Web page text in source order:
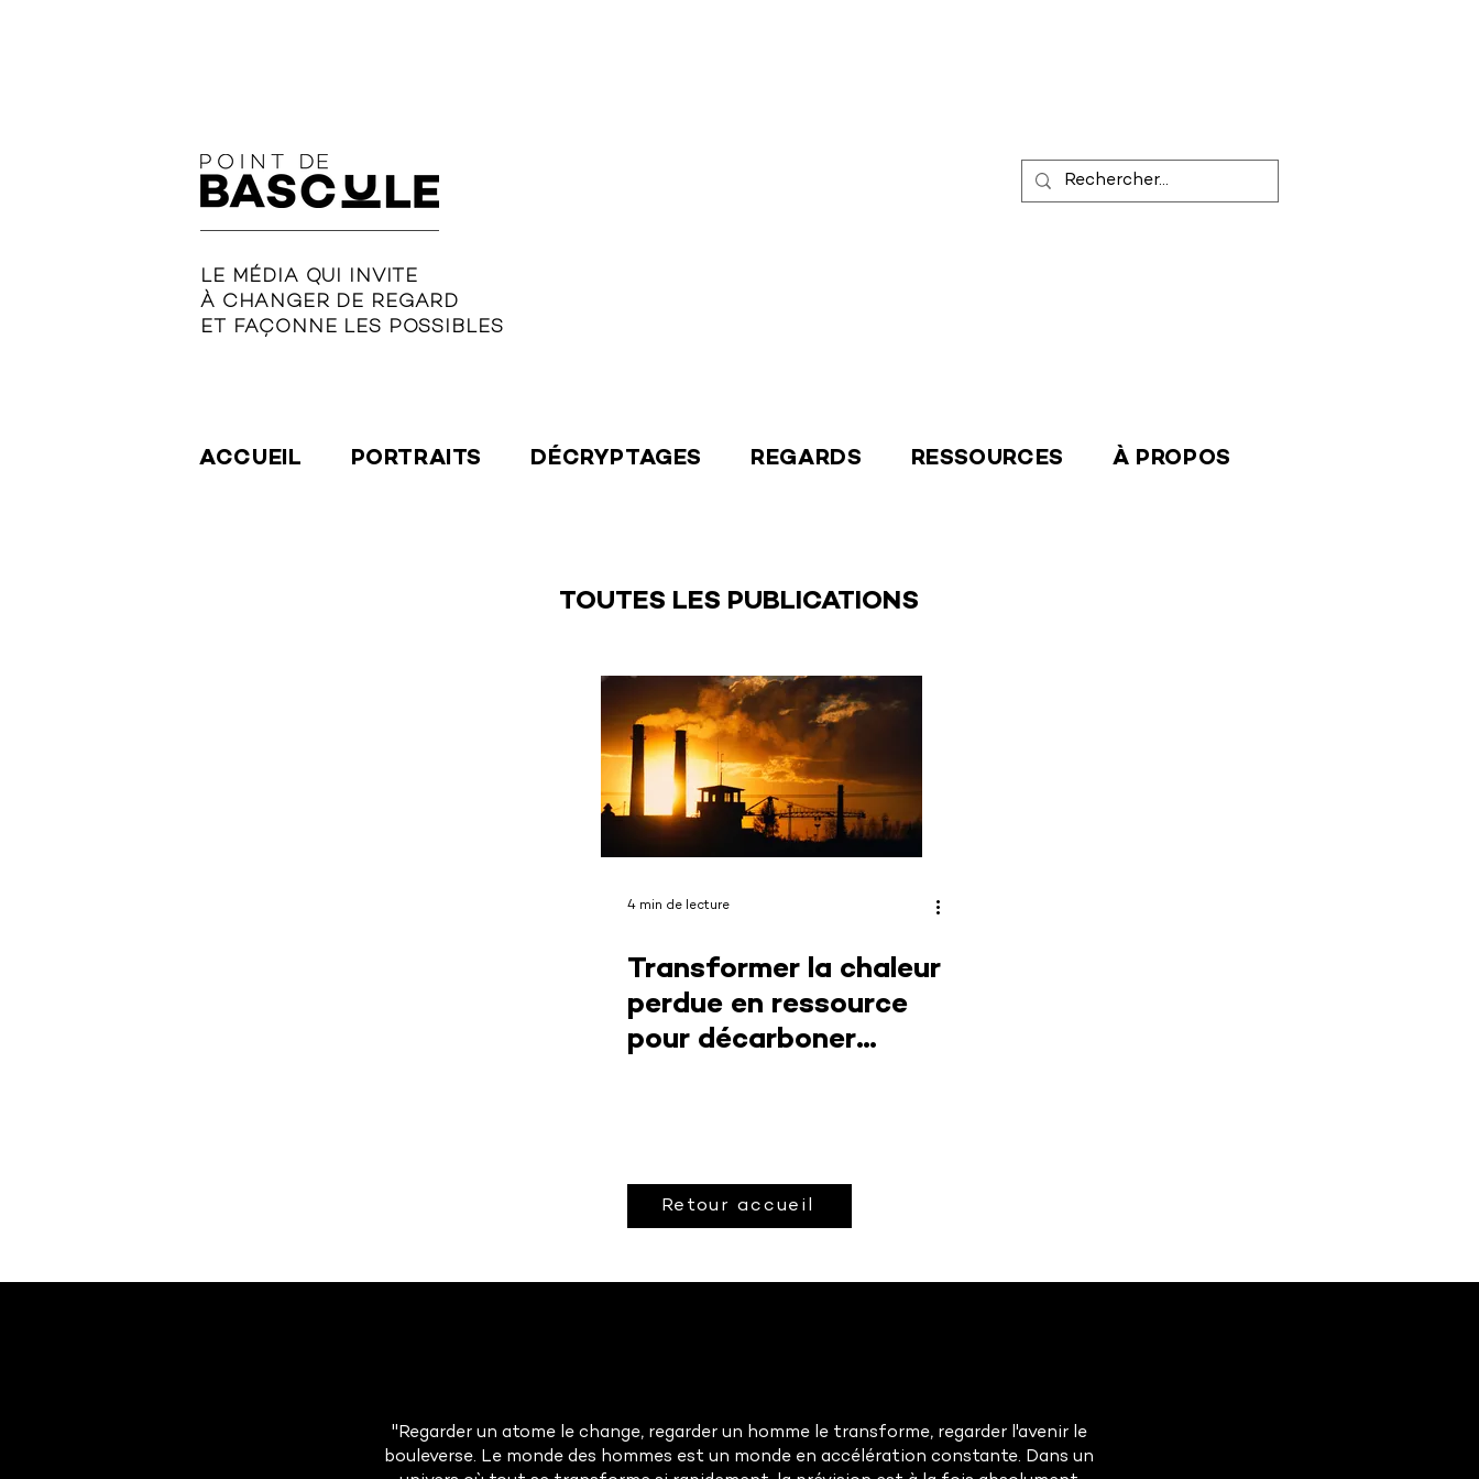
LE MÉDIA QUI INVITE
À CHANGER DE REGARD
ET FAÇONNE LES POSSIBLES
ACCUEIL PORTRAITS DÉCRYPTAGES REGARDS RESSOURCES À PROPOS
TOUTES LES PUBLICATIONS
4 min de lecture
Transformer la chaleur
perdue en ressource
pour décarboner
Retour accueil
"Regarder un atome le change, regarder un homme le transforme, regarder l'avenir le
bouleverse. Le monde des hommes est un monde en accélération constante. Dans un